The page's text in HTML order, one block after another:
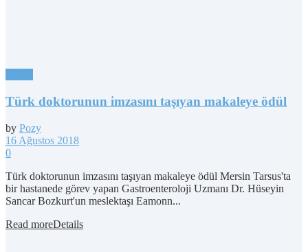
Türk doktorunun imzasını taşıyan makaleye ödül
by Pozy
16 Ağustos 2018
0
Türk doktorunun imzasını taşıyan makaleye ödül Mersin Tarsus'ta
bir hastanede görev yapan Gastroenteroloji Uzmanı Dr. Hüseyin
Sancar Bozkurt'un meslektaşı Eamonn...
Read moreDetails